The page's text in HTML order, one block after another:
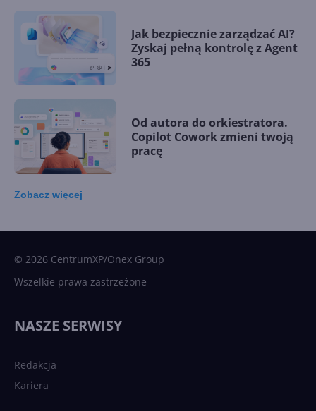
Jak bezpiecznie zarządzać AI?
Zyskaj pełną kontrolę z Agent
365
Od autora do orkiestratora.
Copilot Cowork zmieni twoją
pracę
Zobacz więcej
© 2026 CentrumXP/Onex Group
Wszelkie prawa zastrzeżone
NASZE SERWISY
Redakcja
Kariera